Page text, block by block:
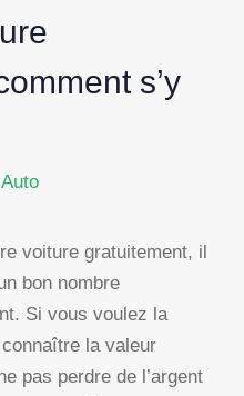
s’y
voiture gratuitement, il
bon nombre
Si vous voulez la
la valeur
pas perdre de l’argent